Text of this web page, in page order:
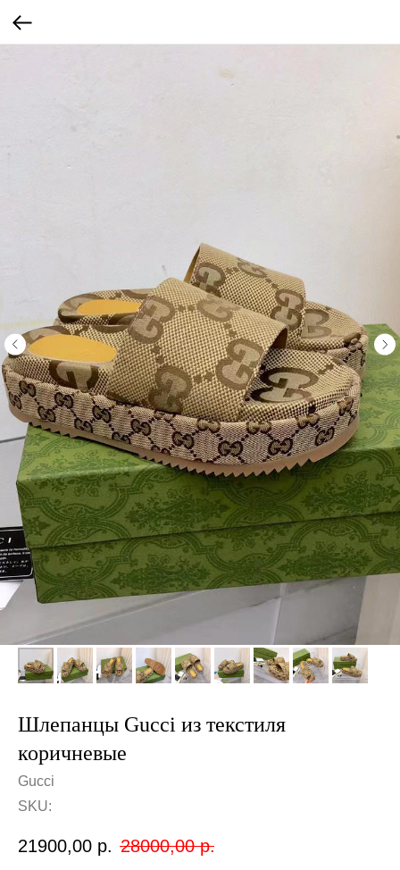
Шлепанцы Gucci из текстиля
коричневые
Gucci
SKU:
21900,00 р. 28000,00 р.